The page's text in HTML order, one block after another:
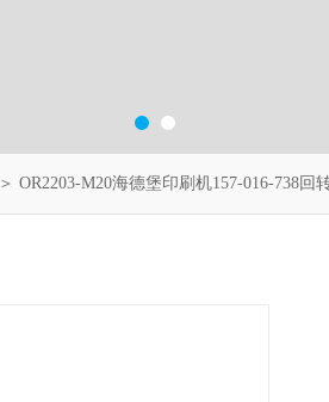
＞ OR2203-M20海德堡印刷机157-016-738回